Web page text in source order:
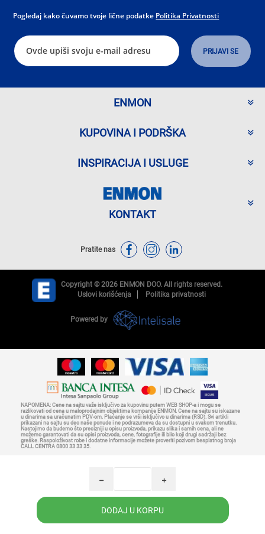
i
h
Pogledaj kako čuvamo tvoje lične podatke Politika Privatnosti
ENMON
KUPOVINA I PODRŠKA
INSPIRACIJA I USLUGE
KONTAKT
Pratite nas
Copyright © 2026 ENMON DOO. All rights reserved.
Uslovi korišćenja
Politika privatnosti
Powered by
NAPOMENA: Cene na sajtu važe isključivo za kupovinu putem WEB SHOP-a i mogu se
razlikovati od cena u maloprodajnim objektima kompanije ENMON. Cene na sajtu su iskazane
u dinarima sa uračunatim PDV-om. Plaćanje se vrši isključivo u dinarima (RSD). Svi artikli
prikazani na sajtu su deo naše ponude i ne podrazumeva da su dostupni u svakom trenutku.
Nastojimo da budemo što precizniji u opisu proizvoda, prikazu slika i samih cena, ali ne
možemo garantovati da su opisi proizvoda, cene, fotografije ili bilo koji drugi sadržaji bez
greške. Raspoloživost robe i dodatne informacije možete proveriti pozivom besplatnog broja
CALL CENTRA 0800 33 33 35.